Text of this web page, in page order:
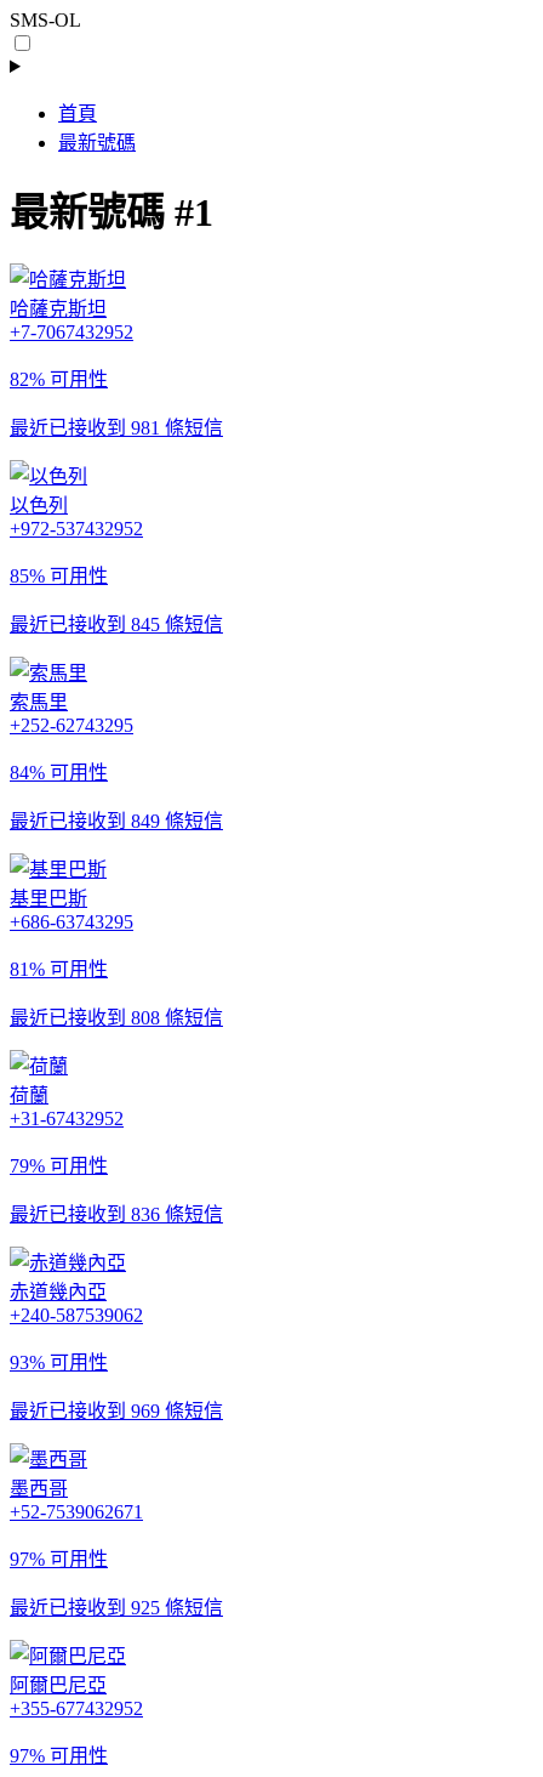
SMS-OL
首頁
最新號碼
最新號碼 #1
哈薩克斯坦
+7-7067432952
82% 可用性
最近已接收到 981 條短信
以色列
+972-537432952
85% 可用性
最近已接收到 845 條短信
索馬里
+252-62743295
84% 可用性
最近已接收到 849 條短信
基里巴斯
+686-63743295
81% 可用性
最近已接收到 808 條短信
荷蘭
+31-67432952
79% 可用性
最近已接收到 836 條短信
赤道幾內亞
+240-587539062
93% 可用性
最近已接收到 969 條短信
墨西哥
+52-7539062671
97% 可用性
最近已接收到 925 條短信
阿爾巴尼亞
+355-677432952
97% 可用性